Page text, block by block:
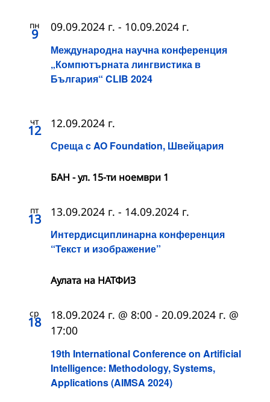
пн
9
Международна научна конференция
„Компютърната лингвистика в
България“ CLIB 2024
09.09.2024 г. - 10.09.2024 г.
чт
12
Среща с AO Foundation, Швейцария
12.09.2024 г.
БАН - ул. 15-ти ноември 1
пт
13
Интердисциплинарна конференция
“Текст и изображение”
13.09.2024 г. - 14.09.2024 г.
Аулата на НАТФИЗ
ср
18
19th International Conference on Artificial
Intelligence: Methodology, Systems,
Applications (AIMSA 2024)
18.09.2024 г. @ 8:00 - 20.09.2024 г. @
17:00